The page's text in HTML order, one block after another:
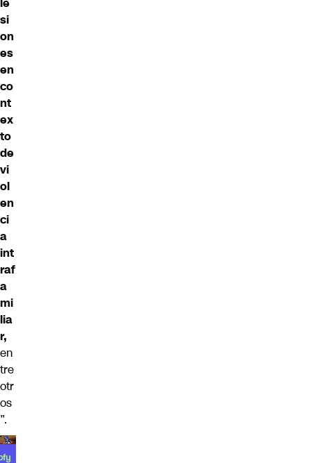
si
on
es
en
co
nt
ex
to
de
vi
ol
en
ci
a
int
raf
a
mi
lia
r,
en
tre
otr
os
”.